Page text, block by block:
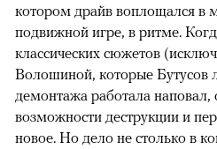
котором драйв воплощался в
подвижной игре, в ритме.
классических сюжетов
Волошиной, которые Бутусов
демонтажа работала наповал,
возможности деструкции и
новое. Но дело не столько в